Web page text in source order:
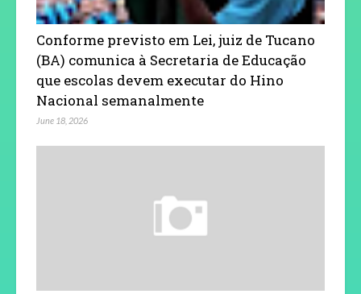
Conforme previsto em Lei, juiz de Tucano
(BA) comunica à Secretaria de Educação
que escolas devem executar do Hino
Nacional semanalmente
June 18, 2026